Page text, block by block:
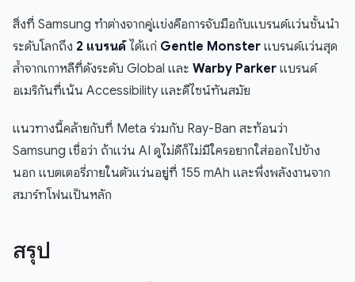
สิ่งที่ Samsung ทำต่างจากคู่แข่งคือการจับมือกับแบรนด์แว่นชั้นนำ
ระดับโลกถึง 2 แบรนด์ได้แก่ Gentle Monster แบรนด์แว่นสุด
ล้ำจากเกาหลีที่ดังระดับ Global และ Warby Parker แบรนด์
อเมริกันที่เน้น Accessibility และดีไซน์ทันสมัย
แนวทางนี้คล้ายกับที่ Meta ร่วมกับ Ray-Ban สะท้อนว่า
Samsung เชื่อว่า ถ้าแว่น AI ดูไม่ดีก็ไม่มีใครอยากใส่ออกไปข้าง
นอก แบตเตอรี่ภายในตัวแว่นอยู่ที่ 155 mAh และพึ่งพลังงานจาก
สมาร์ทโฟนเป็นหลัก
สรุป